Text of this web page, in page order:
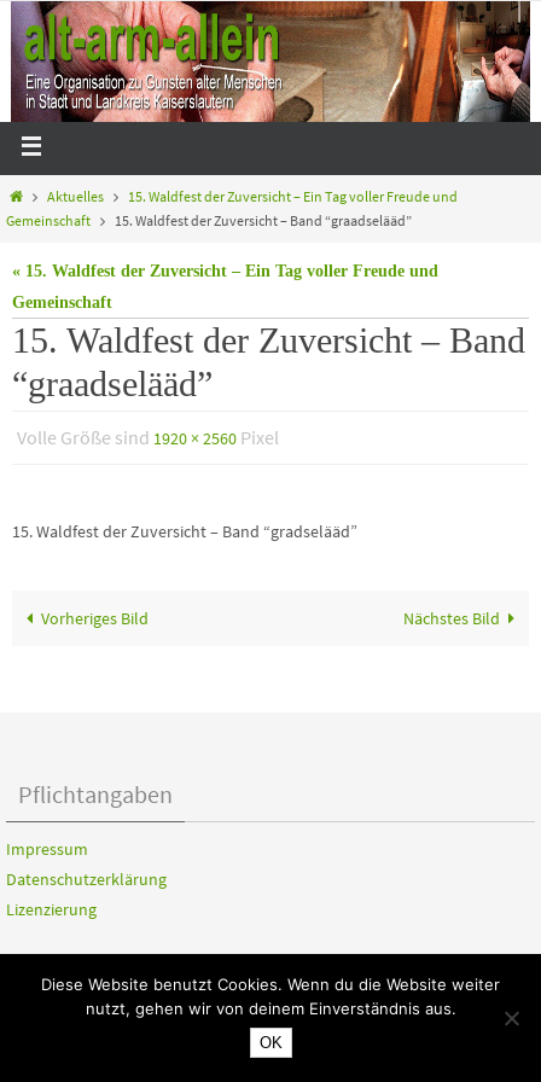
Aktuelles
15. Waldfest der Zuversicht – Ein Tag voller Freude und
Gemeinschaft
15. Waldfest der Zuversicht – Band “graadselääd”
« 15. Waldfest der Zuversicht – Ein Tag voller Freude und
Gemeinschaft
15. Waldfest der Zuversicht – Band
“graadselääd”
Volle Größe sind 1920 × 2560 Pixel
15. Waldfest der Zuversicht – Band “gradselääd”
Vorheriges Bild Nächstes Bild
Pflichtangaben
Impressum
Datenschutzerklärung
Lizenzierung
Diese Website benutzt Cookies. Wenn du die Website weiter
nutzt, gehen wir von deinem Einverständnis aus.
OK